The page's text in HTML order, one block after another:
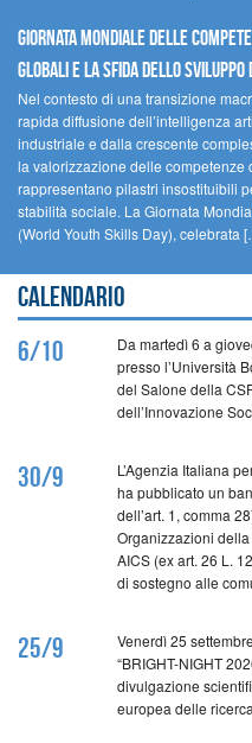
GIORNATA MONDIALE DELLE
GLOBALI E LA SFIDA DELLO
Nel contesto di una transizione
rapida diffusione dell’intelligenza
industriale e dalla crescente
la valorizzazione delle competenze
rappresentano pilastri insostituibili
stabilità sociale. La Giornata
(World Youth Skills Day), celebrata
Calendario
6/10
Da martedì 6 a
presso l’Università
del Salone della
dell’Innovazione
30/9
L’Agenzia Italiana
ha pubblicato un
dell’art. 1, comma
Organizzazioni
AICS (ex art. 26 L.
di sostegno alle
25/9
Venerdì 25
“BRIGHT-NIGHT
divulgazione
europea delle